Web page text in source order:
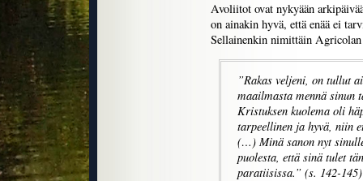
Avoliitot ovat nykyään
on ainakin hyvä, että enää ei
Sellainenkin nimittäin
”Rakas veljeni, on tullut
maailmasta mennä
Kristuksen kuolema oli
tarpeellinen ja hyvä, niin
(…) Minä sanon nyt
puolesta, että sinä tulet
paratiisissa.” (s. 142-145)